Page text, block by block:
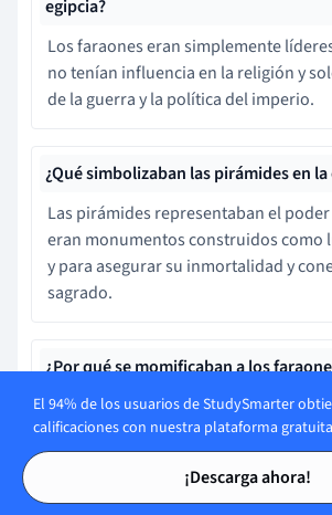
Tarjetas de estudio
Tarjetas de estudio
egipcia?
Los faraones eran simplemente
no tenían influencia en la religión y
de la guerra y la política del imperio.
¿Qué simbolizaban las pirámides en
Las pirámides representaban el
eran monumentos construidos como
y para asegurar su inmortalidad y
sagrado.
¿Por qué se momificaban a los
Los faraones eran enterrados sin
que creían que el alma se trasladaba
otro cuerpo, no siendo necesario
El 94% de los usuarios de StudySmarter
calificaciones con nuestra plataforma
¡Descarga ahora!